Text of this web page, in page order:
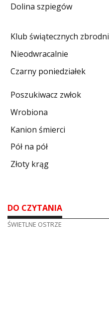
KONTAKT
Dolina szpiegów
Klub świątecznych zbrodni
Nieodwracalnie
Czarny poniedziałek
Poszukiwacz zwłok
Wrobiona
Kanion śmierci
Pół na pół
Złoty krąg
DO CZYTANIA
ŚWIETLNE OSTRZE